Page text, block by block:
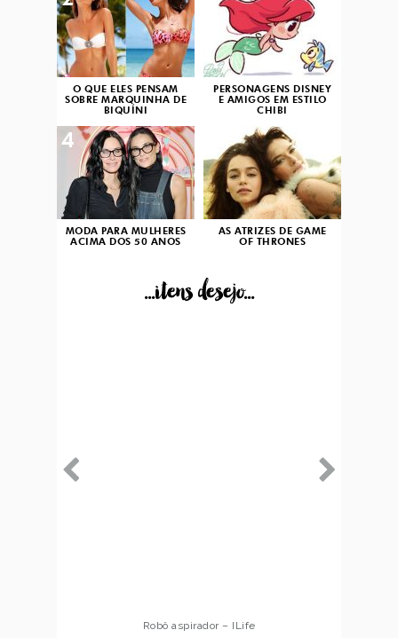
O QUE ELES PENSAM
SOBRE MARQUINHA DE
BIQUÍNI
PERSONAGENS DISNEY
E AMIGOS EM ESTILO
CHIBI
MODA PARA MULHERES
ACIMA DOS 50 ANOS
4
AS ATRIZES DE GAME
OF THRONES
...itens desejo...
Robô aspirador – ILife